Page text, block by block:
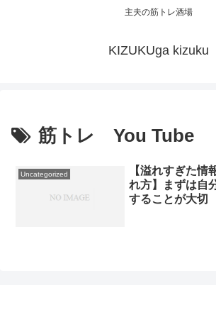
主夫の筋トレ酒場
KIZUKUga kizuku
筋トレ You Tube
Uncategorized
【溢れすぎた情
れ方】まずは自
することが大切